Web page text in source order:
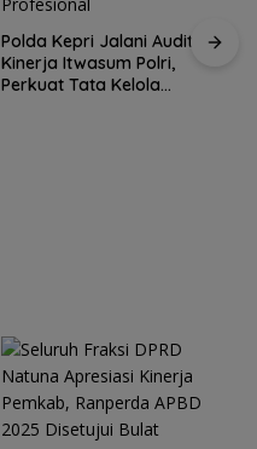
Polda Kepri Jalani Audit
Kinerja Itwasum Polri,
Perkuat Tata Kelola